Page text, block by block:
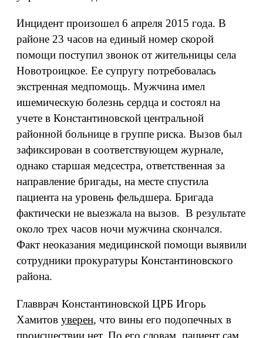
Инцидент произошел 6 апреля 2015 года. В
районе 23 часов на единый номер скорой
помощи поступил звонок от жительницы села
Новотроицкое. Ее супругу потребовалась
экстренная медпомощь. Мужчина имел
ишемическую болезнь сердца и состоял на
учете в Константиновской центральной
районной больнице в группе риска. Вызов был
зафиксирован в соответствующем журнале,
однако старшая медсестра, ответственная за
направление бригады, на месте спустила
пациента на уровень фельдшера. Бригада
фактически не выезжала на вызов. В результате
около трех часов ночи мужчина скончался.
Факт неоказания медицинской помощи выявили
сотрудники прокуратуры Константиновского
района.
Главврач Константиновской ЦРБ Игорь
Хамитов уверен, что вины его подопечных в
происшествии нет. По его словам, пациент сам